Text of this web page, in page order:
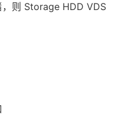
，则 Storage HDD VDS